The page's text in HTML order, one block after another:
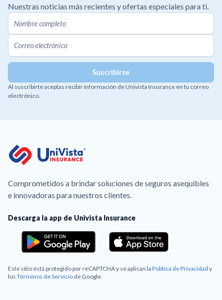
Nuestras noticias más recientes y ofertas especiales para ti.
Al suscribirte aceptas recibir información de Univista Insurance en tu correo
electrónico.
Comprometidos a brindar soluciones de seguros asequibles
e innovadoras para nuestros clientes.
Descarga la app de Univista Insurance
Este sitio está protegido por reCAPTCHA y se aplican la Política de Privacidad y
los Términos de Servicio de Google.